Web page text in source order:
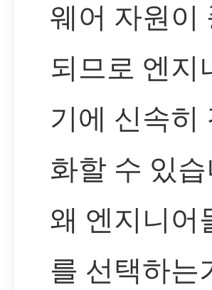
웨어 자원이
되므로 엔지
기에 신속히
화할 수 있
왜 엔지니어
를 선택하는